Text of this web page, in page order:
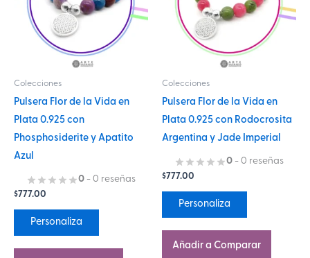
Colecciones
Pulsera Flor de la Vida en
Plata 0.925 con
Phosphosiderite y Apatito
Azul
0 - 0 reseñas
$777.00
Personaliza
variantes.
opciones
elegir
la
de
Colecciones
Pulsera Flor de la Vida en
Plata 0.925 con Rodocrosita
Argentina y Jade Imperial
0 - 0 reseñas
$777.00
Personaliza
variantes.
opciones
elegir
en
la
página
Añadir a Comparar